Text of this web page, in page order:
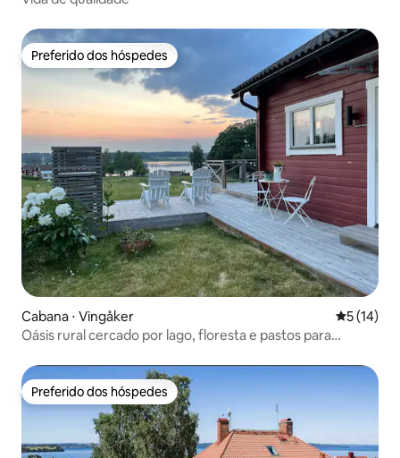
Preferido dos hóspedes
Preferido dos hóspedes
Cabana ⋅ Vingåker 5 de uma
5 (14)
Oásis rural cercado por lago, floresta e pastos para
Preferido dos hóspedes
Preferido dos hóspedes